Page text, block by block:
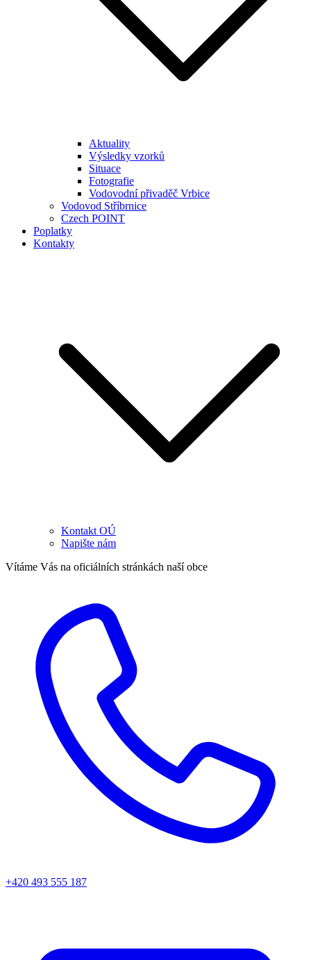
Aktuality
Výsledky vzorků
Situace
Fotografie
Vodovodní přivaděč Vrbice
Vodovod Stříbrnice
Czech POINT
Poplatky
Kontakty
Kontakt OÚ
Napište nám
Vítáme Vás na oficiálních stránkách naší obce
+420 493 555 187